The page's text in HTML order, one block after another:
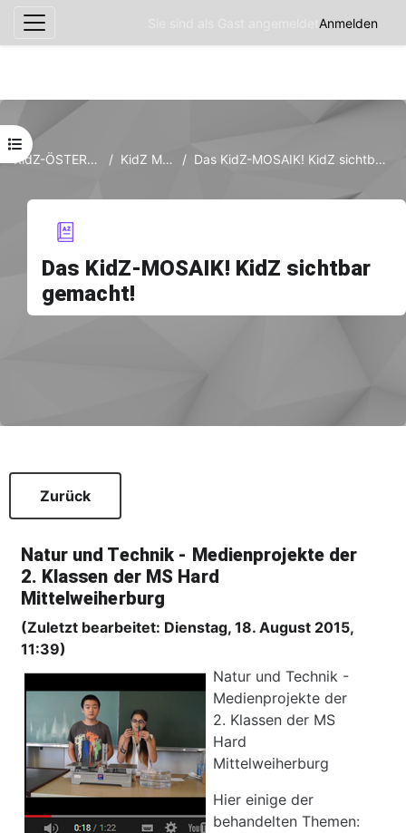
Anmelden
KidZ-ÖSTERREICH KidZ Mosaik Das KidZ-MOSAIK! KidZ sichtbar gemacht!
Das KidZ-MOSAIK! KidZ sichtbar
gemacht!
Kursindex öffnen
Zurück
Natur und Technik - Medienprojekte der
2. Klassen der MS Hard
Mittelweiherburg
(Zuletzt bearbeitet: Dienstag, 18. August 2015,
11:39)
Natur und Technik -
Medienprojekte der
2. Klassen der MS
Hard
Mittelweiherburg
Hier einige der
behandelten Themen: